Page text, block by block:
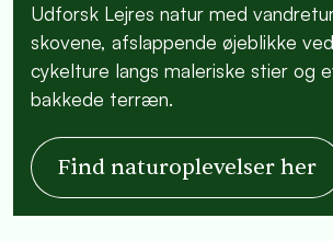
Udforsk Lejres natur med
skovene, afslappende øjeblikke
cykelture langs maleriske stier og
bakkede terræn.
Find naturoplevelser her